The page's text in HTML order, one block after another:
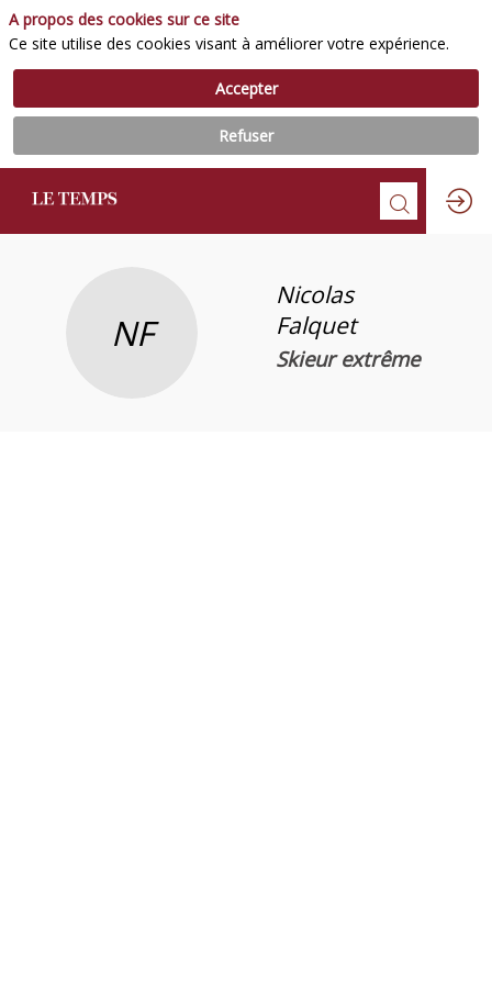
NF
Nicolas
Falquet
Skieur extrême
A propos des cookies sur ce site
Ce site utilise des cookies visant à améliorer votre expérience.
Accepter
Refuser